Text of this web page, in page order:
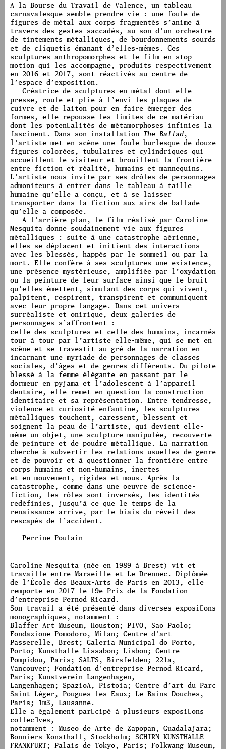
A la Bourse du Travail de Valence, un tableau
carnavalesque semble prendre vie : une foule de
figures de métal aux corps fragmentés s’anime à
travers des gestes saccadés, au son d’un orchestre
de tintements métalliques, de bourdonnements sourds
et de cliquetis émanant d’elles-mêmes. Ces
sculptures anthropomorphes et le film en stop-
motion qui les accompagne, produits respectivement
en 2016 et 2017, sont réactivés au centre de
l’espace d’exposition.
Créatrice de sculptures en métal dont elle
presse, roule et plie à l’envi les plaques de
cuivre et de laiton pour en faire émerger des
formes, elle repousse les limites de ce matériau
dont les poten􀆟alités de métamorphoses infinies la
fascinent. Dans son installation The Ballad,
l’artiste met en scène une foule burlesque de douze
figures colorées, tubulaires et cylindriques qui
accueillent le visiteur et brouillent la frontière
entre fiction et réalité, humains et mannequins.
L’artiste nous invite par ses drôles de personnages
admoniteurs à entrer dans le tableau à taille
humaine qu’elle a conçu, et à se laisser
transporter dans la fiction aux airs de ballade
qu’elle a composée.
A l’arrière-plan, le film réalisé par Caroline
Mesquita donne soudainement vie aux figures
métalliques : suite à une catastrophe aérienne,
elles se déplacent et initient des interactions
avec les blessés, happés par le sommeil ou par la
mort. Elle confère à ses sculptures une existence,
une présence mystérieuse, amplifiée par l’oxydation
ou la peinture de leur surface ainsi que le bruit
qu’elles émettent, simulant des corps qui vivent,
palpitent, respirent, transpirent et communiquent
avec leur propre langage. Dans cet univers
surréaliste et onirique, deux galeries de
personnages s’affrontent :
celle des sculptures et celle des humains, incarnés
tour à tour par l’artiste elle-même, qui se met en
scène et se travestit au gré de la narration en
incarnant une myriade de personnages de classes
sociales, d’âges et de genres différents. Du pilote
blessé à la femme élégante en passant par le
dormeur en pyjama et l’adolescent à l’appareil
dentaire, elle remet en question la construction
identitaire et sa représentation. Entre tendresse,
violence et curiosité enfantine, les sculptures
métalliques touchent, caressent, blessent et
soignent la peau de l’artiste, qui devient elle-
même un objet, une sculpture manipulée, recouverte
de peinture et de poudre métallique. La narration
cherche à subvertir les relations usuelles de genre
et de pouvoir et à questionner la frontière entre
corps humains et non-humains, inertes
et en mouvement, rigides et mous. Après la
catastrophe, comme dans une oeuvre de science-
fiction, les rôles sont inversés, les identités
redéfinies, jusqu’à ce que le temps de la
renaissance arrive, par le biais du réveil des
rescapés de l’accident.
Perrine Poulain
Caroline Mesquita (née en 1989 à Brest) vit et
travaille entre Marseille et Le Drennec. Diplômée
de l’École des Beaux-Arts de Paris en 2013, elle
remporte en 2017 le 19e Prix de la Fondation
d’entreprise Pernod Ricard.
Son travail a été présenté dans diverses exposi􀆟ons
monographiques, notamment :
Blaffer Art Museum, Houston; PIVO, Sao Paolo;
Fondazione Pomodoro, Milan; Centre d'art
Passerelle, Brest; Galeria Municipal do Porto,
Porto; Kunsthalle Lissabon; Lisbon; Centre
Pompidou, Paris; SALTS, Birsfelden; 221a,
Vancouver; Fondation d'entreprise Pernod Ricard,
Paris; Kunstverein Langenhagen,
Langenhagen; SpazioA, Pistoia; Centre d’art du Parc
Saint Léger, Pougues-les-Eaux; Le Bains-Douches,
Paris; 1m3, Lausanne.
Elle a également par􀆟cipé à plusieurs exposi􀆟ons
collec􀆟ves,
notamment : Museo de Arte de Zapopan, Guadalajara;
Bonniers Konsthall, Stockholm; SCHIRN KUNSTHALLE
FRANKFURT; Palais de Tokyo, Paris; Folkwang Museum,